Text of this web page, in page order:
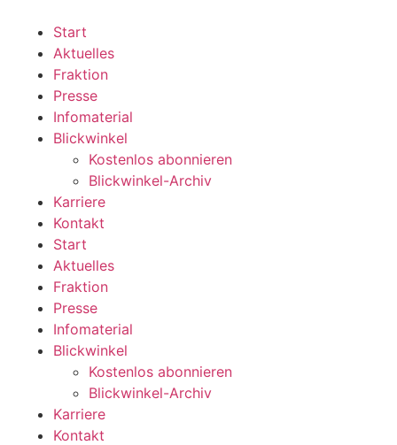
wechseln
Start
Aktuelles
Fraktion
Presse
Infomaterial
Blickwinkel
Kostenlos abonnieren
Blickwinkel-Archiv
Karriere
Kontakt
Start
Aktuelles
Fraktion
Presse
Infomaterial
Blickwinkel
Kostenlos abonnieren
Blickwinkel-Archiv
Karriere
Kontakt